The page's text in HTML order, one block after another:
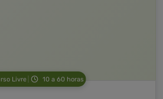
Livre 10 a 60 horas